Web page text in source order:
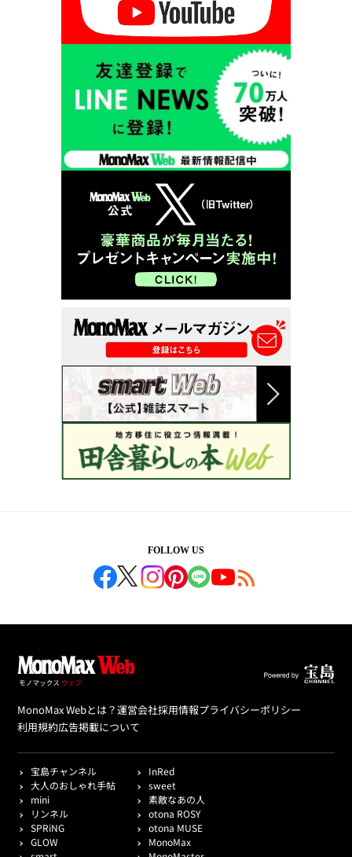
FOLLOW US
MonoMax Webとは？運営会社採用情報プライバシーポリシー
利用規約広告掲載について
宝島チャンネル
InRed
大人のおしゃれ手帖
sweet
mini
素敵なあの人
リンネル
otona ROSY
SPRiNG
otona MUSE
GLOW
MonoMax